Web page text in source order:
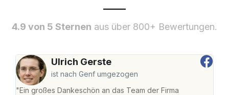
4.9 von 5 Sternen aus über 800+ Bewertungen.
Ulrich Gerste
ist nach Genf umgezogen
"Ein großes Dankeschön an das Team der Firma